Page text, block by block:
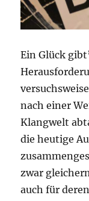
Ein Glück
nach einer
Klangwelt
die heutige
zwar
auch für